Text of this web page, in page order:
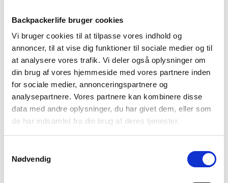
Backpackerlife bruger cookies
Vi bruger cookies til at tilpasse vores indhold og
annoncer, til at vise dig funktioner til sociale medier og til
at analysere vores trafik. Vi deler også oplysninger om
din brug af vores hjemmeside med vores partnere inden
for sociale medier, annonceringspartnere og
analysepartnere. Vores partnere kan kombinere disse
data med andre oplysninger, du har givet dem, eller som
de har indsamlet fra din brug af deres tjenester.
Nødvendig
Trespass
Vandrestøvler til kvinder –
Mitzi – Iron
799kr